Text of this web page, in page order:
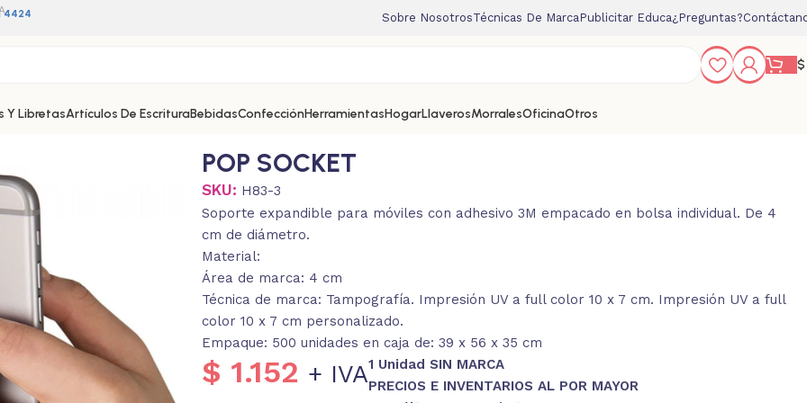
4424 Sobre NosotrosTécnicas De MarcaPublicitar Educa¿Preguntas?
$
Y LibretasArtículos De EscrituraBebidasConfecciónHerramientasHogarLlaverosMorralesOficinaOtros
POP SOCKET
SKU: H83-3
Soporte expandible para móviles con adhesivo 3M empacado en bolsa individual. De 4
cm de diámetro.
Material:
Área de marca: 4 cm
Técnica de marca: Tampografía. Impresión UV a full color 10 x 7 cm. Impresión UV a full
color 10 x 7 cm personalizado.
Empaque: 500 unidades en caja de: 39 x 56 x 35 cm
$ 1.152 + IVA1 Unidad SIN MARCA
PRECIOS E INVENTARIOS AL POR MAYOR